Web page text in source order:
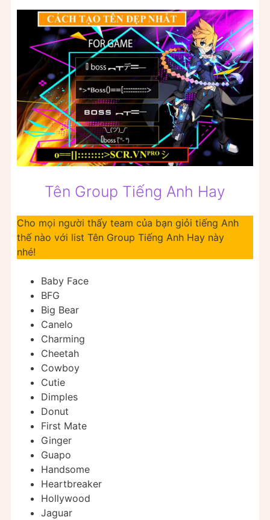
Tên Group Tiếng Anh Hay
Cho mọi người thấy team của bạn giỏi tiếng Anh
thế nào với list Tên Group Tiếng Anh Hay này
nhé!
Baby Face
BFG
Big Bear
Canelo
Charming
Cheetah
Cowboy
Cutie
Dimples
Donut
First Mate
Ginger
Guapo
Handsome
Heartbreaker
Hollywood
Jaguar